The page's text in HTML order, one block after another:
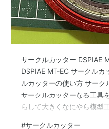
サークルカッター DSPIAE
DSPIAE MT-EC サークルカ
ルカッターの使い方 サー
サークルカッターなる工具
らして大きくなにやら模型
#サークルカッター